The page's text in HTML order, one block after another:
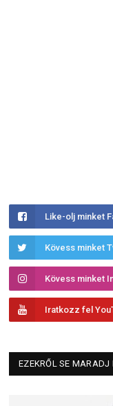
Like-olj minket
Kövess minket
Kövess minket
Iratkozz fel
EZEKRŐL SE MARADJ